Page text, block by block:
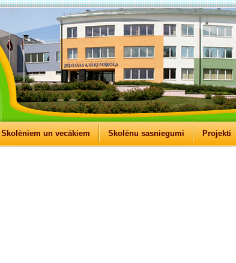
Skolēniem un vecākiem Skolēnu sasniegumi Projekti